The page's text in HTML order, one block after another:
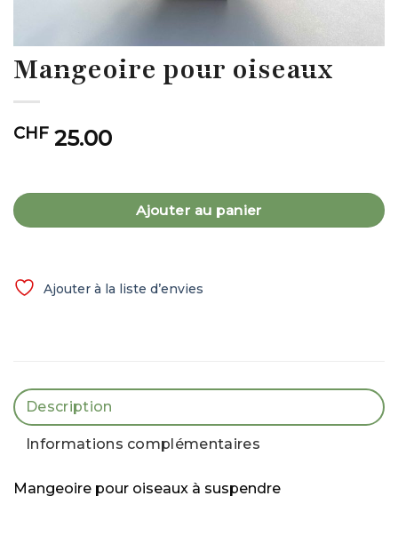
Mangeoire pour oiseaux
CHF 25.00
Ajouter au panier
Ajouter à la liste d’envies
Description
Informations complémentaires
Mangeoire pour oiseaux à suspendre